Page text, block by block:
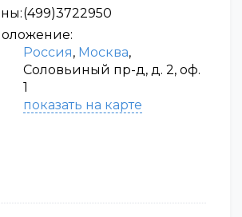
(499)3722950
Россия, Москва,
Соловьиный пр-д, д. 2, оф.
1
показать на карте